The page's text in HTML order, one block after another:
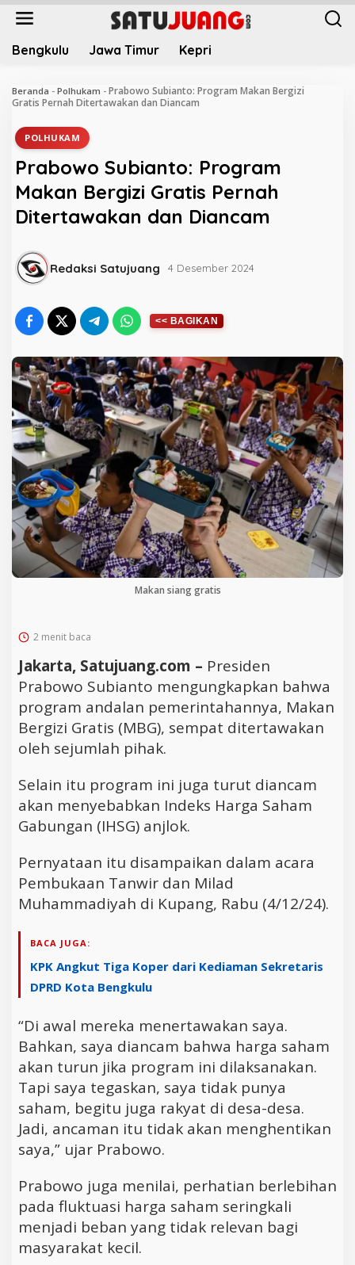
L
Bengkulu Jawa Timur Kepri
Beranda - Polhukam - Prabowo Subianto: Program Makan Bergizi
Gratis Pernah Ditertawakan dan Diancam
POLHUKAM
Prabowo Subianto: Program
Makan Bergizi Gratis Pernah
Ditertawakan dan Diancam
Redaksi Satujuang 4 Desember 2024
Makan siang gratis
2 menit baca
Jakarta, Satujuang.com – Presiden
Prabowo Subianto mengungkapkan bahwa
program andalan pemerintahannya, Makan
Bergizi Gratis (MBG), sempat ditertawakan
oleh sejumlah pihak.
Selain itu program ini juga turut diancam
akan menyebabkan Indeks Harga Saham
Gabungan (IHSG) anjlok.
Pernyataan itu disampaikan dalam acara
Pembukaan Tanwir dan Milad
Muhammadiyah di Kupang, Rabu (4/12/24).
BACA JUGA:
KPK Angkut Tiga Koper dari Kediaman Sekretaris
DPRD Kota Bengkulu
“Di awal mereka menertawakan saya.
Bahkan, saya diancam bahwa harga saham
akan turun jika program ini dilaksanakan.
Tapi saya tegaskan, saya tidak punya
saham, begitu juga rakyat di desa-desa.
Jadi, ancaman itu tidak akan menghentikan
saya,” ujar Prabowo.
Prabowo juga menilai, perhatian berlebihan
pada fluktuasi harga saham seringkali
menjadi beban yang tidak relevan bagi
masyarakat kecil.